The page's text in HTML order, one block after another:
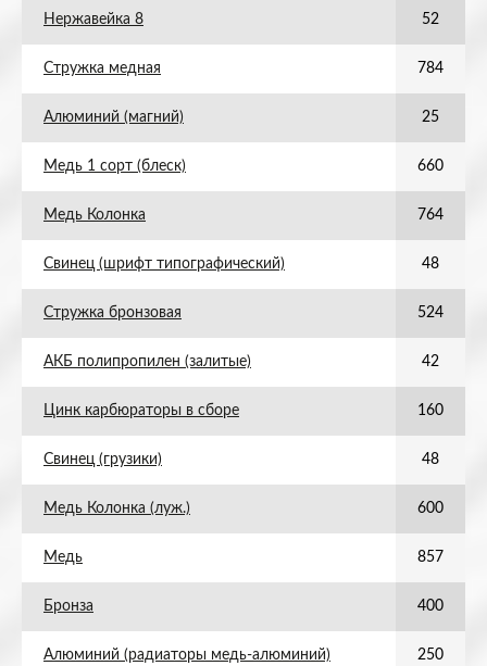
Нержавейка 8 52
Стружка медная 784
Алюминий (магний) 25
Медь 1 сорт (блеск) 660
Медь Колонка 764
Свинец (шрифт типографический) 48
Стружка бронзовая 524
АКБ полипропилен (залитые) 42
Цинк карбюраторы в сборе 160
Свинец (грузики) 48
Медь Колонка (луж.) 600
Медь 857
Бронза 400
Алюминий (радиаторы медь-алюминий) 250